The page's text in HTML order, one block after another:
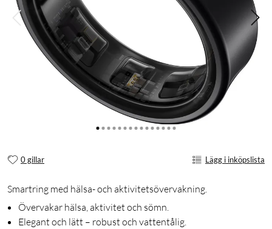
0 gillar Lägg i inköpslista
Smartring med hälsa- och aktivitetsövervakning.
Övervakar hälsa, aktivitet och sömn.
Elegant och lätt – robust och vattentålig.